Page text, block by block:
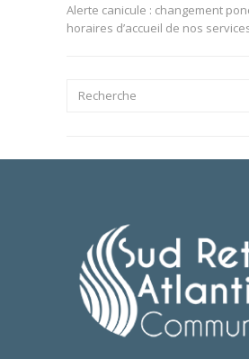
Alerte canicule : changement
horaires d’accueil de nos